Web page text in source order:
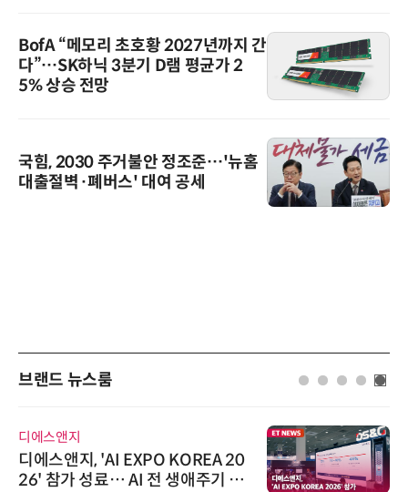
BofA “메모리 초호황 2027년까지 간
다”…SK하닉 3분기 D램 평균가 2
5% 상승 전망
국힘, 2030 주거불안 정조준…'뉴홈
대출절벽·폐버스' 대여 공세
브랜드 뉴스룸
디에스앤지
디에스앤지, 'AI EXPO KOREA 20
26' 참가 성료… AI 전 생애주기 아